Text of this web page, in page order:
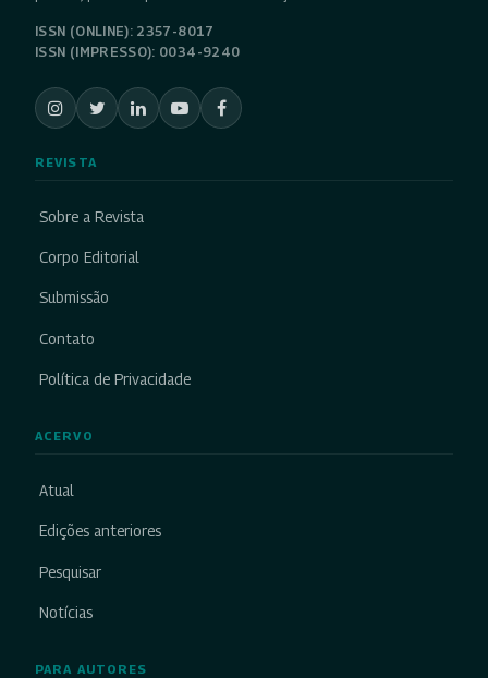
ISSN (ONLINE): 2357-8017
ISSN (IMPRESSO): 0034-9240
REVISTA
Sobre a Revista
Corpo Editorial
Submissão
Contato
Política de Privacidade
ACERVO
Atual
Edições anteriores
Pesquisar
Notícias
PARA AUTORES